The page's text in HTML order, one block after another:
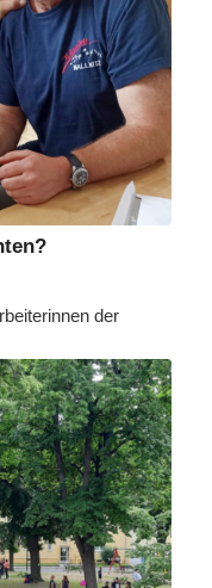
der